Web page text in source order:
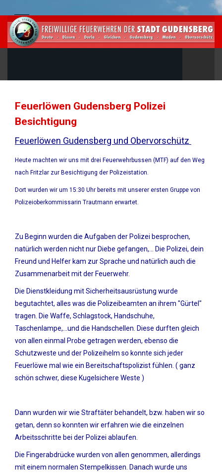
Feuerlöwen Gudensberg Polizei
Besichtigung
Feuerlöwen Gudensberg und Obervorschütz
Heute machten wir uns mit drei Feuerwehrbussen (MTF) auf den Weg
nach Fritzlar zur Besichtigung der Polizeistation.
Dort wurden wir um 15:30 Uhr bereits mit unserer ersten Gruppe von
Polizeioberkommissarin Trautmann erwartet.
Zu Beginn wurden die Aufgaben der Polizei besprochen,
natürlich werden nicht nur Diebe gefangen,... Die Polizei, dein
Freund und Helfer kam zur Sprache und natürlich auch die
Zusammenarbeit mit der Feuerwehr.
Die Dienstkleidung mit Sicherheitsausrüstung wurde
begutachtet, alles was die Polizeibeamten an ihrem "Gürtel"
tragen. Die Waffe, Schlagstock, Handschuhe,
Taschenlampe,...und die Handschellen. Diese durften gleich
von allen einmal Probe getragen werden, ebenso die
Schutzweste und der Polizeihelm so konnte sich jeder
Feuerlöwe mal wie ein Bereitschaftspolizist fühlen. ( ganz
schön schwer, diese Kugelsichere Weste )
Dann wurden wir wie Straftäter behandelt, bzw. haben wir so
getan, denn so konnten wir erfahren wie die einzelnen
Arbeitsschritte bei der Polizei ablaufen.
Die Fingerabdrücke wurden von allen genommen, allerdings
mit einem normalen Stempelkissen. Danach wurde uns